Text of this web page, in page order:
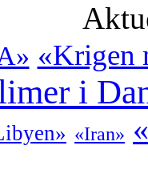
«Krigen
i
«Iran»